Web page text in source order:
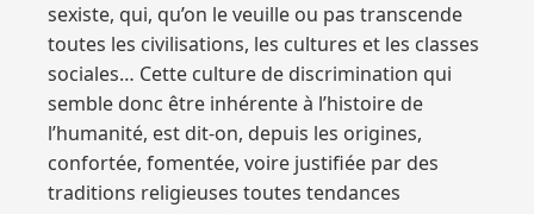
sexiste, qui, qu’on le veuille ou pas transcende
toutes les civilisations, les cultures et les classes
sociales… Cette culture de discrimination qui
semble donc être inhérente à l’histoire de
l’humanité, est dit-on, depuis les origines,
confortée, fomentée, voire justifiée par des
traditions religieuses toutes tendances